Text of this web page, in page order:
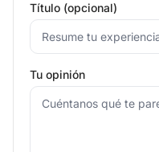
Título (opcional)
Tu opinión